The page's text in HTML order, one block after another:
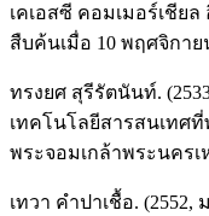
เคเอสซี คอมเมอร์เชียล
สืบค้นเมื่อ 10 พฤศจิกาย
ทรงยศ สุรีรัตนันท์.
เทคโนโลยีสารสนเทศ
พระจอมเกล้าพระนครเ
เทวา คำปาเชื้อ.